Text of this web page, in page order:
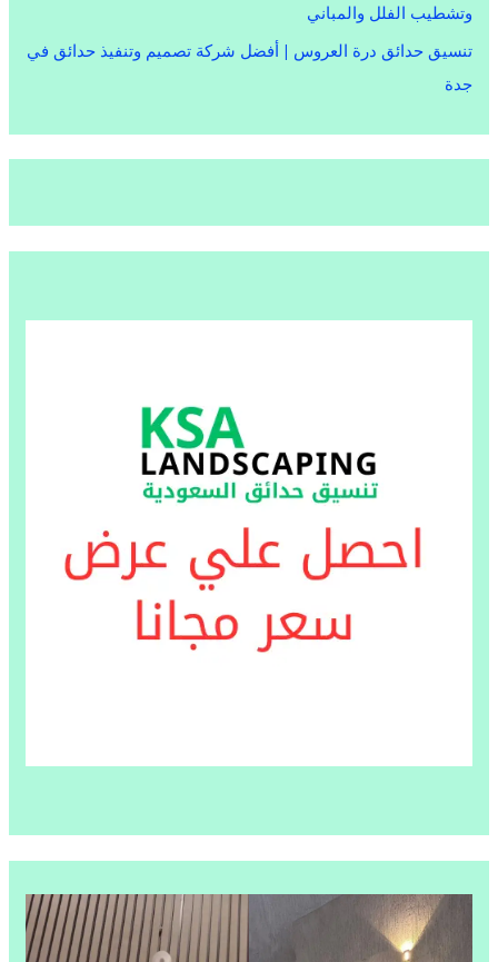
وتشطيب الفلل والمباني
تنسيق حدائق درة العروس | أفضل شركة تصميم وتنفيذ حدائق في
جدة